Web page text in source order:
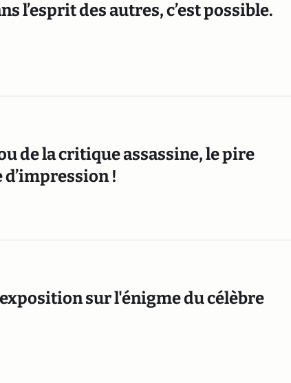
l’esprit des autres, c’est possible.
de la critique assassine, le pire
d’impression !
sur l'énigme du célèbre